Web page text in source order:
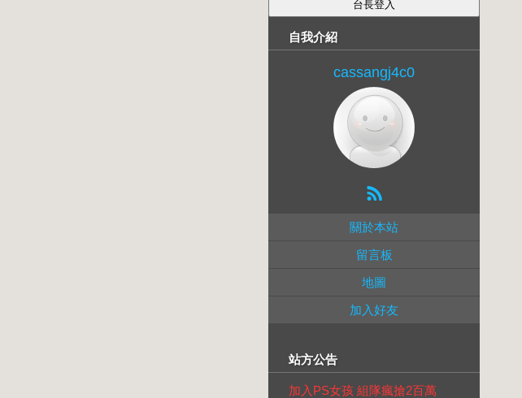
自我介紹
cassangj4c0
關於本站
留言板
地圖
加入好友
站方公告
加入PS女孩 組隊瘋搶2百萬